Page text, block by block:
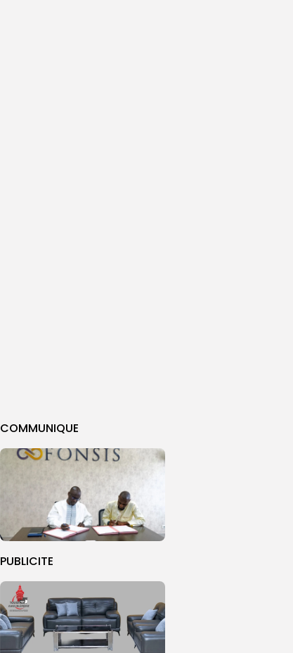
COMMUNIQUE
PUBLICITE